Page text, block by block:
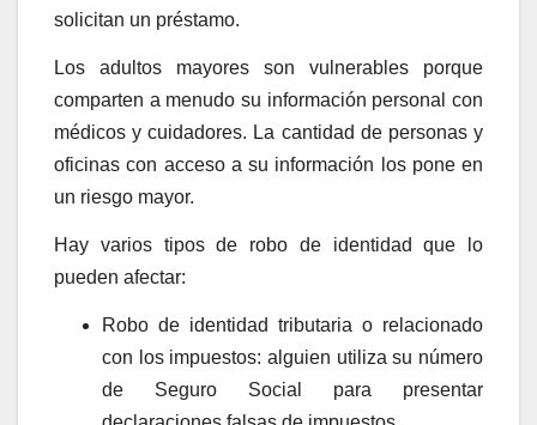
solicitan un préstamo.
Los adultos mayores son vulnerables porque
comparten a menudo su información personal con
médicos y cuidadores. La cantidad de personas y
oficinas con acceso a su información los pone en
un riesgo mayor.
Hay varios tipos de robo de identidad que lo
pueden afectar:
Robo de identidad tributaria o relacionado
con los impuestos: alguien utiliza su número
de Seguro Social para presentar